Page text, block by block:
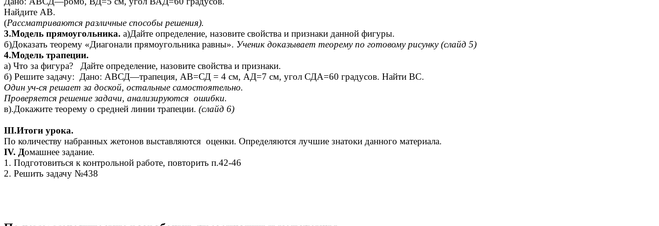
Найдите АВ.
(Рассматриваются различные способы решения).
3.Модель прямоугольника. а)Дайте определение, назовите свойства и признаки данной фигуры.
б)Доказать теорему «Диагонали прямоугольника равны». Ученик доказывает теорему по готовому рисунку (слайд 5)
4.Модель трапеции.
а) Что за фигура? Дайте определение, назовите свойства и признаки.
б) Решите задачу: Дано: АВСД—трапеция, АВ=СД = 4 см, АД=7 см, угол СДА=60 градусов. Найти ВС.
Один уч-ся решает за доской, остальные самостоятельно.
Проверяется решение задачи, анализируются ошибки.
в).Докажите теорему о средней линии трапеции. (слайд 6)
III.Итоги урока.
По количеству набранных жетонов выставляются оценки. Определяются лучшие знатоки данного материала.
IV. Домашнее задание.
1. Подготовиться к контрольной работе, повторить п.42-46
2. Решить задачу №438